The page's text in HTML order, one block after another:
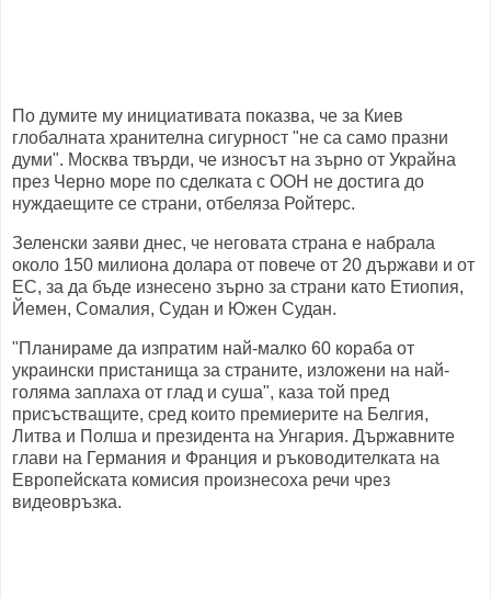
По думите му инициативата показва, че за Киев
глобалната хранителна сигурност "не са само празни
думи". Москва твърди, че износът на зърно от Украйна
през Черно море по сделката с ООН не достига до
нуждаещите се страни, отбеляза Ройтерс.
Зеленски заяви днес, че неговата страна е набрала
около 150 милиона долара от повече от 20 държави и от
ЕС, за да бъде изнесено зърно за страни като Етиопия,
Йемен, Сомалия, Судан и Южен Судан.
"Планираме да изпратим най-малко 60 кораба от
украински пристанища за страните, изложени на най-
голяма заплаха от глад и суша", каза той пред
присъстващите, сред които премиерите на Белгия,
Литва и Полша и президента на Унгария. Държавните
глави на Германия и Франция и ръководителката на
Европейската комисия произнесоха речи чрез
видеовръзка.